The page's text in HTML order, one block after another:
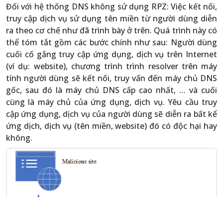
Đối với hệ thống DNS không sử dụng RPZ: Việc kết nối,
truy cập dịch vụ sử dụng tên miền từ người dùng diễn
ra theo cơ chế như đã trình bày ở trên. Quá trình này có
thể tóm tắt gồm các bước chính như sau: Người dùng
cuối cố gắng truy cập ứng dụng, dịch vụ trên Internet
(ví dụ: website), chương trình trình resolver trên máy
tính người dùng sẽ kết nối, truy vấn đến máy chủ DNS
gốc, sau đó là máy chủ DNS cấp cao nhất, … và cuối
cùng là máy chủ của ứng dụng, dịch vụ. Yêu cầu truy
cập ứng dụng, dịch vụ của người dùng sẽ diễn ra bất kể
ứng dịch, dịch vụ (tên miền, website) đó có độc hại hay
không.